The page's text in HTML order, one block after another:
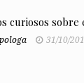
curiosos
31/10/